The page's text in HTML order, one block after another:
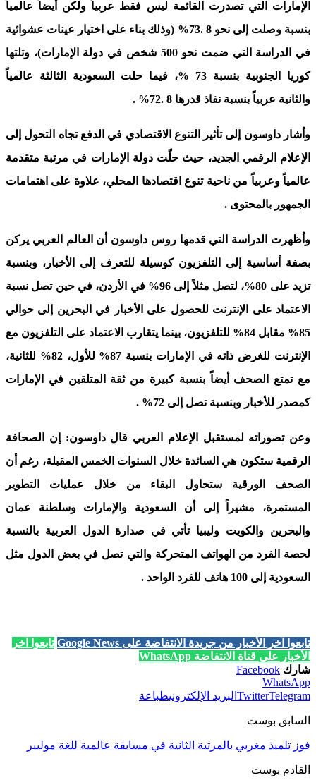
الإمارات التي تصدرت القائمة ليس فقط عربياً ولكن أيضاً عالمياً
بنسبة وصلت إلى نحو 8 .73% (وذلك بناء على اختيار عينات عشوائية
في الدراسة التي ضمت نحو 500 شخص في دولة الإمارات)، وتلتها
كوريا الجنوبية بنسبة 73 %، فيما حلت السعودية الثالثة عالمياً
والثانية عربياً بنسبة نفاذ قدرها 8 .72
% .
وأشار داوسون إلى تأثير التنوع الاقتصادي في الدفع تجاه التحول إلى
الإعلام الرقمي الجديد، حيث حلّت دولة الإمارات في مرتبة متقدمة
عالمياً وعربياً من ناحية تنوع اقتصادها المحلي، علاوة على اهتمامات
الجمهور بالمحتوى .
وأظهرت الدراسة التي قدمها روس داوسون أن العالم العربي يركن
بصفة أساسية إلى التلفزيون كوسيلة للتعرف إلى الأخبار، وبنسبة
تزيد على 80%، لتصل مثلاً إلى 96% في الأردن، في حين تصل نسبة
الاعتماد على الإنترنت للحصول على الأخبار في البحرين إلى حوالي
85% مقابل 84% للتلفزيون، بينما يتقارب الاعتماد على التلفزيون مع
الإنترنت للغرض ذاته في الإمارات بنسبة 87% للأول، 82% للثانية،
مع تمتع الصحف أيضاً بنسبة كبيرة من ثقة المتلقين في الإمارات
كمصدر للأخبار وبنسبة تصل إلى 72
% .
وعن تصوراته لمستقبل الإعلام العربي قال داوسون: إن الصحافة
الرقمية ستكون هي السائدة خلال السنوات الخمس المقبلة، رغم أن
الصحف الورقية ستحاول البقاء من خلال عمليات التطوير
المستمرة، مشيراً إلى أن السعودية والإمارات وسلطنة عمان
والبحرين والكويت وليبيا تأتي في صدارة الدول العربية بالنسبة
لحصة الفرد من الهواتف المتحركة والتي تصل في بعض الدول مثل
السعودية إلى 100 هاتف للفرد الواحد
.
تابعوا آخر الأخبار من جريدة الانتفاضة على Google News
تابعوا آخر
الأخبار على قناة الانتفاضة WhatsApp
شارك Facebook
WhatsApp
TwitterTelegram البريد الإلكترونيطباعة
السابق بوست
فوز تلميذ مغربي بالمرتبة الثانية في مسابقة عالمية للغة موليير
القادم بوست